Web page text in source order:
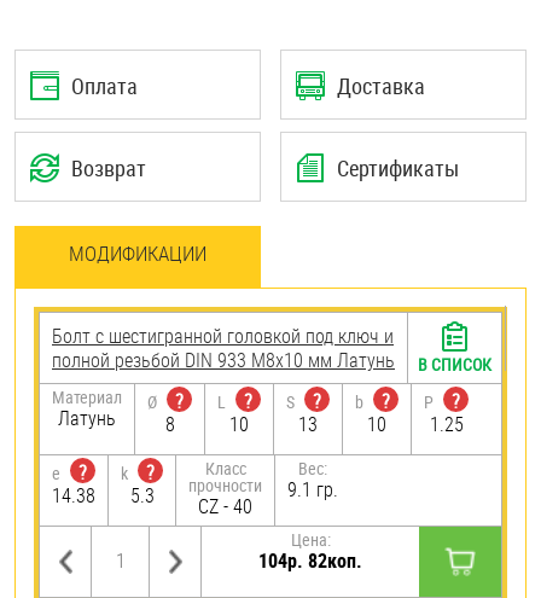
Оплата Доставка
Возврат Сертификаты
МОДИФИКАЦИИ
Болт с шестигранной головкой под ключ и
полной резьбой DIN 933 М8х10 мм Латунь
Материал
Латунь
Ø
?
8
L
?
10
S
?
13
b
?
10
P
?
1.25
e
?
14.38
k
?
5.3
Класс
прочности
CZ - 40
Вес:
9.1 гр.
Цена:
104р. 82коп.
В СПИСОК